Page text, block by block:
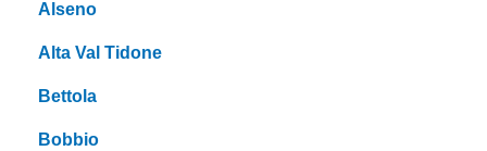
Alseno
Alta Val Tidone
Bettola
Bobbio